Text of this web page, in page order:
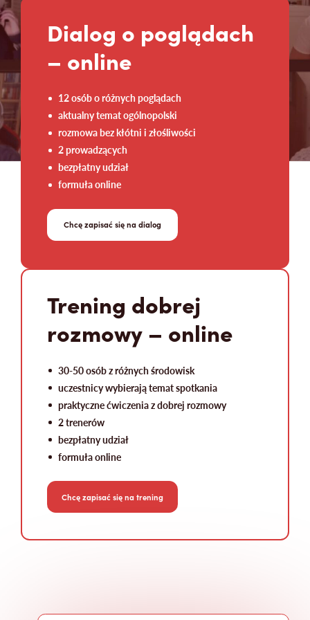
Dialog o poglądach
– online
12 osób o różnych poglądach
aktualny temat ogólnopolski
rozmowa bez kłótni i złośliwości
2 prowadzących
bezpłatny udział
formuła online
Chcę zapisać się na dialog
Trening dobrej
rozmowy – online
30-50 osób z różnych środowisk
uczestnicy wybierają temat spotkania
praktyczne ćwiczenia z dobrej rozmowy
2 trenerów
bezpłatny udział
formuła online
Chcę zapisać się na trening